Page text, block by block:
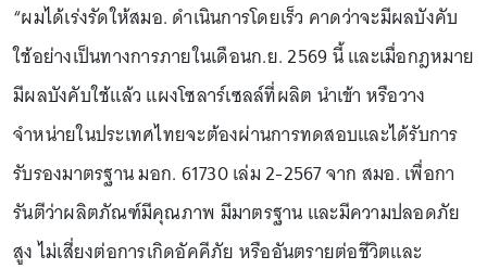
“ผมได้เร่งรัดให้สมอ. ดำเนินการโดยเร็ว คาดว่าจะมีผลบังคับ
ใช้อย่างเป็นทางการภายในเดือนก.ย. 2569 นี้ และเมื่อกฎหมาย
มีผลบังคับใช้แล้ว แผงโซลาร์เซลล์ที่ผลิต นำเข้า หรือวาง
จำหน่ายในประเทศไทยจะต้องผ่านการทดสอบและได้รับการ
รับรองมาตรฐาน มอก. 61730 เล่ม 2-2567 จาก สมอ. เพื่อกา
รันตีว่าผลิตภัณฑ์มีคุณภาพ มีมาตรฐาน และมีความปลอดภัย
สูง ไม่เสี่ยงต่อการเกิดอัคคีภัย หรืออันตรายต่อชีวิตและ